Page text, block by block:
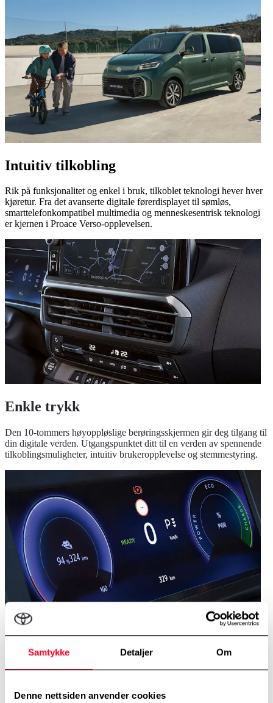
Samtykke Detaljer Om
Denne nettsiden anvender cookies
Intuitiv tilkobling
Rik på funksjonalitet og enkel i bruk, tilkoblet teknologi hever hver
kjøretur. Fra det avanserte digitale førerdisplayet til sømløs,
smarttelefonkompatibel multimedia og menneskesentrisk teknologi
er kjernen i Proace Verso-opplevelsen.
Enkle trykk
Den 10-tommers høyoppløslige berøringsskjermen gir deg tilgang til
din digitale verden. Utgangspunktet ditt til en verden av spennende
tilkoblingsmuligheter, intuitiv brukeropplevelse og stemmestyring.
Digitalt kombimeter
kjøringen enklere. Plassert for å minimere justeringene øynene dine
tommers kombimeter holder deg informert samtidig som den